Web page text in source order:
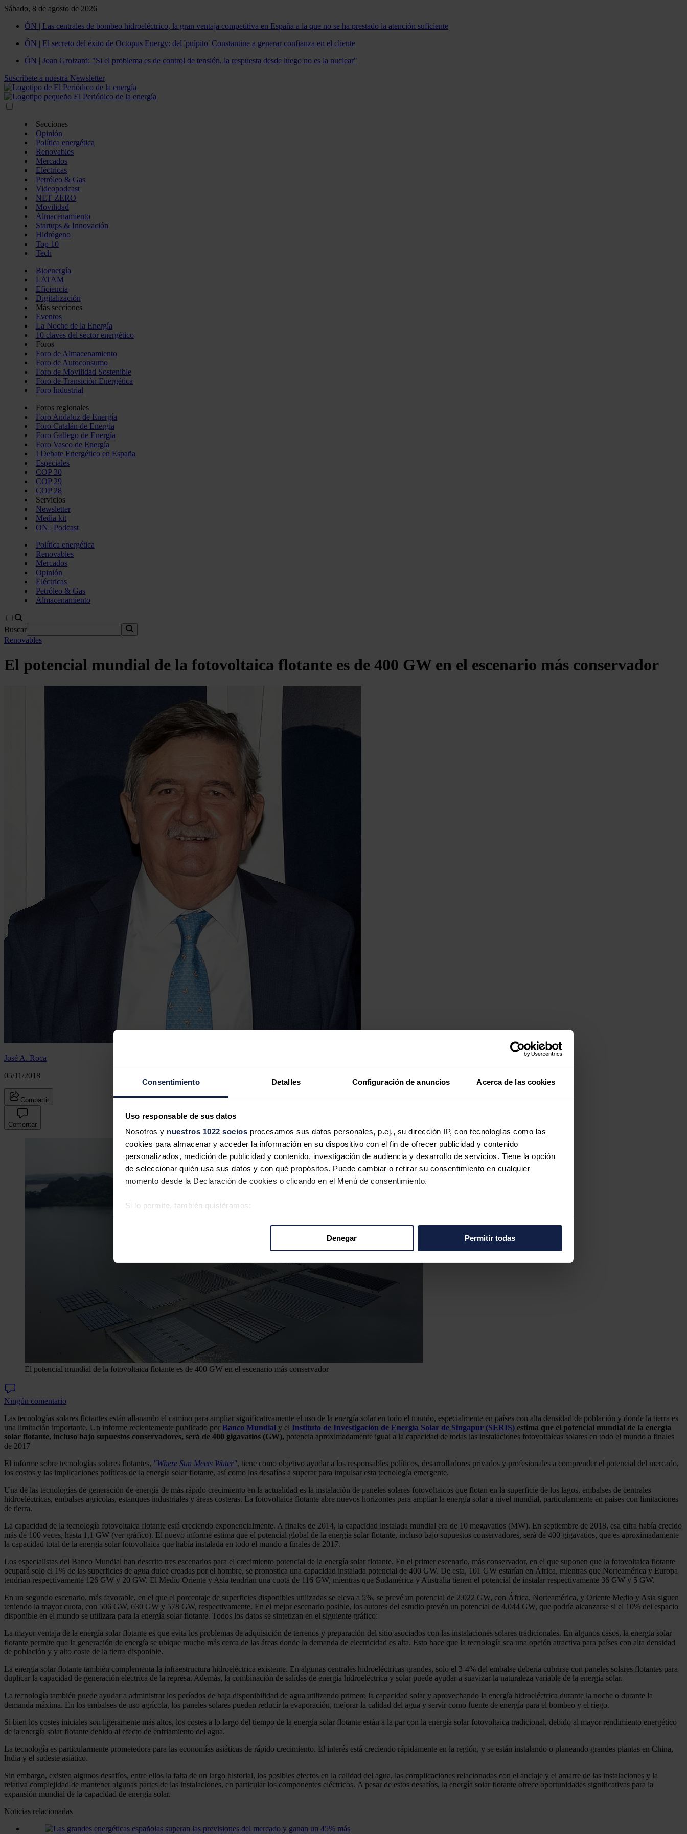
Consentimiento Detalles Configuración de anuncios Acerca de las cookies
Uso responsable de sus datos
Nosotros y nuestros 1022 socios procesamos sus datos personales, p.ej., su dirección IP, con tecnologías como las
cookies para almacenar y acceder la información en su dispositivo con el fin de ofrecer publicidad y contenido
personalizados, medición de publicidad y contenido, investigación de audiencia y desarrollo de servicios. Tiene la opción
de seleccionar quién usa sus datos y con qué propósitos. Puede cambiar o retirar su consentimiento en cualquier
momento desde la Declaración de cookies o clicando en el Menú de consentimiento.
Si lo permite, también quisiéramos:
Las cookies de este sitio web se usan para personalizar el contenido y los anuncios, ofrecer funciones de redes sociales
y analizar el tráfico. Además, compartimos información sobre el uso que haga del sitio web con nuestros partners de
redes sociales, publicidad y análisis web, quienes pueden combinarla con otra información que les haya proporcionado o
que hayan recopilado a partir del uso que haya hecho de sus servicios.
Denegar Permitir todas
Sábado, 8 de agosto de 2026
ÓN | Las centrales de bombeo hidroeléctrico, la gran ventaja competitiva en España a la que no se ha prestado la atención suficiente
ÓN | El secreto del éxito de Octopus Energy: del 'pulpito' Constantine a generar confianza en el cliente
ÓN | Joan Groizard: "Si el problema es de control de tensión, la respuesta desde luego no es la nuclear"
Suscríbete a nuestra Newsletter
Secciones
Opinión
Política energética
Renovables
Mercados
Eléctricas
Petróleo & Gas
Videopodcast
NET ZERO
Movilidad
Almacenamiento
Startups & Innovación
Hidrógeno
Top 10
Tech
Bioenergía
LATAM
Eficiencia
Digitalización
Más secciones
Eventos
La Noche de la Energía
10 claves del sector energético
Foros
Foro de Almacenamiento
Foro de Autoconsumo
Foro de Movilidad Sostenible
Foro de Transición Energética
Foro Industrial
Foros regionales
Foro Andaluz de Energía
Foro Catalán de Energía
Foro Gallego de Energía
Foro Vasco de Energía
I Debate Energético en España
Especiales
COP 30
COP 29
COP 28
Servicios
Newsletter
Media kit
ON | Podcast
Política energética
Renovables
Mercados
Opinión
Eléctricas
Petróleo & Gas
Almacenamiento
Buscar
Renovables
El potencial mundial de la fotovoltaica flotante es de 400 GW en el escenario más conservador
José A. Roca
05/11/2018
Compartir
Comentar
El potencial mundial de la fotovoltaica flotante es de 400 GW en el escenario más conservador
Ningún comentario
Las tecnologías solares flotantes están allanando el camino para ampliar significativamente el uso de la energía solar en todo el mundo, especialmente en países con alta densidad de población y donde la tierra es
una limitación importante. Un informe recientemente publicado por Banco Mundial y el Instituto de Investigación de Energía Solar de Singapur (SERIS) estima que el potencial mundial de la energía
solar flotante, incluso bajo supuestos conservadores, será de 400 gigavatios (GW), potencia aproximadamente igual a la capacidad de todas las instalaciones fotovoltaicas solares en todo el mundo a finales
de 2017
El informe sobre tecnologías solares flotantes, "Where Sun Meets Water", tiene como objetivo ayudar a los responsables políticos, desarrolladores privados y profesionales a comprender el potencial del mercado,
los costos y las implicaciones políticas de la energía solar flotante, así como los desafíos a superar para impulsar esta tecnología emergente.
Una de las tecnologías de generación de energía de más rápido crecimiento en la actualidad es la instalación de paneles solares fotovoltaicos que flotan en la superficie de los lagos, embalses de centrales
hidroeléctricas, embalses agrícolas, estanques industriales y áreas costeras. La fotovoltaica flotante abre nuevos horizontes para ampliar la energía solar a nivel mundial, particularmente en países con limitaciones
de tierra.
La capacidad de la tecnología fotovoltaica flotante está creciendo exponencialmente. A finales de 2014, la capacidad instalada mundial era de 10 megavatios (MW). En septiembre de 2018, esa cifra había crecido
más de 100 veces, hasta 1,1 GW (ver gráfico). El nuevo informe estima que el potencial global de la energía solar flotante, incluso bajo supuestos conservadores, será de 400 gigavatios, que es aproximadamente
la capacidad total de la energía solar fotovoltaica que había instalada en todo el mundo a finales de 2017.
Los especialistas del Banco Mundial han descrito tres escenarios para el crecimiento potencial de la energía solar flotante. En el primer escenario, más conservador, en el que suponen que la fotovoltaica flotante
ocupará solo el 1% de las superficies de agua dulce creadas por el hombre, se pronostica una capacidad instalada potencial de 400 GW. De esta, 101 GW estarían en África, mientras que Norteamérica y Europa
tendrían respectivamente 126 GW y 20 GW. El Medio Oriente y Asia tendrían una cuota de 116 GW, mientras que Sudamérica y Australia tienen el potencial de instalar respectivamente 36 GW y 5 GW.
En un segundo escenario, más favorable, en el que el porcentaje de superficies disponibles utilizadas se eleva a 5%, se prevé un potencial de 2.022 GW, con África, Norteamérica, y Oriente Medio y Asia siguen
teniendo la mayor cuota, con 506 GW, 630 GW y 578 GW, respectivamente. En el mejor escenario posible, los autores del estudio prevén un potencial de 4.044 GW, que podría alcanzarse si el 10% del espacio
disponible en el mundo se utilizara para la energía solar flotante. Todos los datos se sintetizan en el siguiente gráfico:
La mayor ventaja de la energía solar flotante es que evita los problemas de adquisición de terrenos y preparación del sitio asociados con las instalaciones solares tradicionales. En algunos casos, la energía solar
flotante permite que la generación de energía se ubique mucho más cerca de las áreas donde la demanda de electricidad es alta. Esto hace que la tecnología sea una opción atractiva para países con alta densidad
de población y y alto coste de la tierra disponible.
La energía solar flotante también complementa la infraestructura hidroeléctrica existente. En algunas centrales hidroeléctricas grandes, solo el 3-4% del embalse debería cubrirse con paneles solares flotantes para
duplicar la capacidad de generación eléctrica de la represa. Además, la combinación de salidas de energía hidroeléctrica y solar puede ayudar a suavizar la naturaleza variable de la energía solar.
La tecnología también puede ayudar a administrar los períodos de baja disponibilidad de agua utilizando primero la capacidad solar y aprovechando la energía hidroeléctrica durante la noche o durante la
demanda máxima. En los embalses de uso agrícola, los paneles solares pueden reducir la evaporación, mejorar la calidad del agua y servir como fuente de energía para el bombeo y el riego.
Si bien los costes iniciales son ligeramente más altos, los costes a lo largo del tiempo de la energía solar flotante están a la par con la energía solar fotovoltaica tradicional, debido al mayor rendimiento energético
de la energía solar flotante debido al efecto de enfriamiento del agua.
La tecnología es particularmente prometedora para las economías asiáticas de rápido crecimiento. El interés está creciendo rápidamente en la región, y se están instalando o planeando grandes plantas en China,
India y el sudeste asiático.
Sin embargo, existen algunos desafíos, entre ellos la falta de un largo historial, los posibles efectos en la calidad del agua, las complicaciones relacionadas con el anclaje y el amarre de las instalaciones y la
relativa complejidad de mantener algunas partes de las instalaciones, en particular los componentes eléctricos. A pesar de estos desafíos, la energía solar flotante ofrece oportunidades significativas para la
expansión mundial de la capacidad de energía solar.
Noticias relacionadas